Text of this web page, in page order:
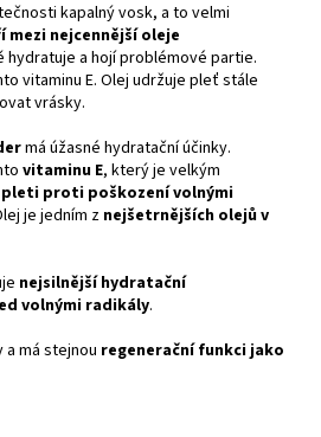
kapalný vosk, a to velmi
mezi nejcennější oleje
hydratuje a hojí problémové partie.
vitaminu E. Olej udržuje pleť stále
vrásky.
má úžasné hydratační účinky.
vitaminu E, který je velkým
pleti proti poškození volnými
je jedním z nejšetrnějších olejů v
nejsilnější hydratační
volnými radikály.
má stejnou regenerační funkci jako